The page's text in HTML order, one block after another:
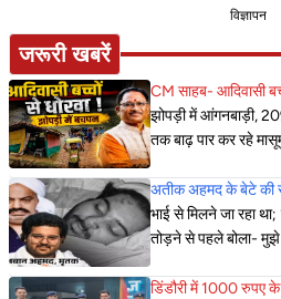
विज्ञापन
जरूरी खबरें
CM साहब- आदिवासी
झोपड़ी में आंगनबाड़ी,
तक बाढ़ पार कर रहे
अतीक अहमद के बेटे की
भाई से मिलने जा रहा
तोड़ने से पहले बोला- मुझे
डिंडौरी में 1000 रुपए के